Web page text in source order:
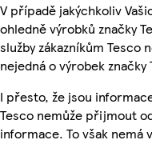
V případě jakýchkoliv
ohledně výrobků značky
služby zákazníkům Tesco
nejedná o výrobek značky
I přesto, že jsou
Tesco nemůže přijmout
informace. To však nemá